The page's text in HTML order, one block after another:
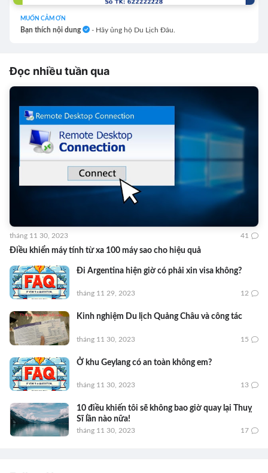
MUỐN CẢM ƠN
Bạn thích nội dung - Hãy ủng hộ Du Lịch Đâu.
Đọc nhiều tuần qua
Điều khiển máy tính từ xa 100 máy sao cho hiệu quả
tháng 11 30, 2023 41
Đi Argentina hiện giờ có phải xin visa không?
tháng 11 29, 2023 12
Kinh nghiệm Du lịch Quảng Châu và công tác
tháng 11 30, 2023 15
Ở khu Geylang có an toàn không em?
tháng 11 30, 2023 13
10 điều khiến tôi sẽ không bao giờ quay lại Thuỵ
Sĩ lần nào nữa!
tháng 11 30, 2023 17